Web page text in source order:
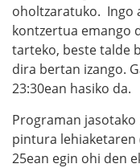
oholtzaratuko. Ingo
kontzertua emango
tarteko, beste talde
dira bertan izango.
23:30ean hasiko da.
Programan
pintura lehiaketaren
25ean egin ohi den